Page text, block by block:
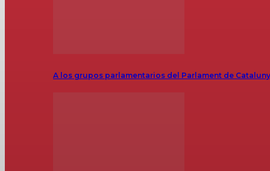
A los grupos parlamentarios del Parlament de